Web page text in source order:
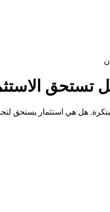
تستحق
هل هي استثمار يستحق